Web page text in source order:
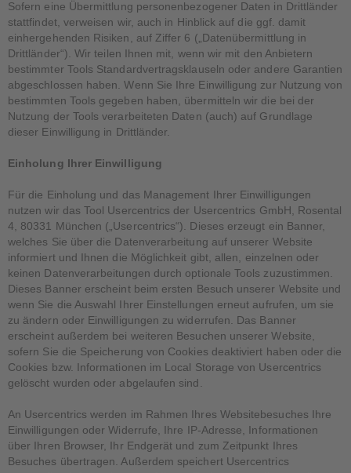
Sofern eine Übermittlung personenbezogener Daten in Drittländer
stattfindet, verweisen wir, auch in Hinblick auf die ggf. damit
einhergehenden Risiken, auf Ziffer 6 („Datenübermittlung in
Drittländer“). Wir teilen Ihnen mit, wenn wir mit den Anbietern
bestimmter Tools Standardvertragsklauseln oder andere Garantien
abgeschlossen haben. Wenn Sie Ihre Einwilligung zur Nutzung von
bestimmten Tools gegeben haben, übermitteln wir die bei der
Nutzung der Tools verarbeiteten Daten (auch) auf Grundlage
dieser Einwilligung in Drittländer.
Einholung Ihrer Einwilligung
Für die Einholung und das Management Ihrer Einwilligungen
nutzen wir das Tool Usercentrics der Usercentrics GmbH, Rosental
4, 80331 München („Usercentrics“). Dieses erzeugt ein Banner,
welches Sie über die Datenverarbeitung auf unserer Website
informiert und Ihnen die Möglichkeit gibt, allen, einzelnen oder
keinen Datenverarbeitungen durch optionale Tools zuzustimmen.
Dieses Banner erscheint beim ersten Besuch unserer Website und
wenn Sie die Auswahl Ihrer Einstellungen erneut aufrufen, um sie
zu ändern oder Einwilligungen zu widerrufen. Das Banner
erscheint außerdem bei weiteren Besuchen unserer Website,
sofern Sie die Speicherung von Cookies deaktiviert haben oder die
Cookies bzw. Informationen im Local Storage von Usercentrics
gelöscht wurden oder abgelaufen sind.
An Usercentrics werden im Rahmen Ihres Websitebesuches Ihre
Einwilligungen oder Widerrufe, Ihre IP-Adresse, Informationen
über Ihren Browser, Ihr Endgerät und zum Zeitpunkt Ihres
Besuches übertragen. Außerdem speichert Usercentrics